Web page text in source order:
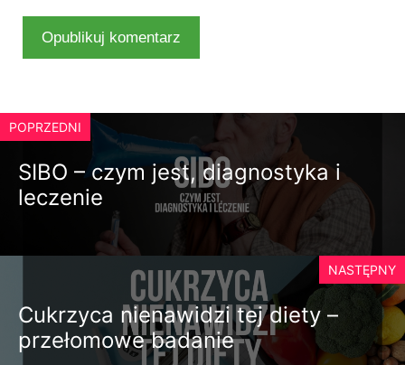
POPRZEDNI
SIBO – czym jest, diagnostyka i
leczenie
NASTĘPNY
Cukrzyca nienawidzi tej diety –
przełomowe badanie